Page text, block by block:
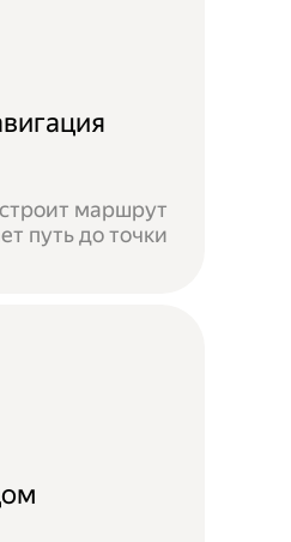
маршрут
путь до точки